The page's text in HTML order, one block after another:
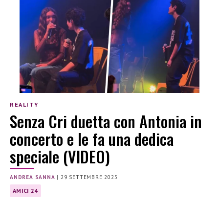
REALITY
Senza Cri duetta con Antonia in
concerto e le fa una dedica
speciale (VIDEO)
ANDREA SANNA |29 SETTEMBRE 2025
AMICI 24